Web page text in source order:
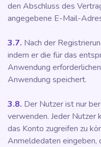
den Abschluss des
angegebene E-Mail-
3.7. Nach der
indem er die für das
Anwendung
Anwendung speichert.
3.8. Der Nutzer ist nur
verwenden. Jeder Nutzer
das Konto zugreifen zu
Anmeldedaten eingeben,